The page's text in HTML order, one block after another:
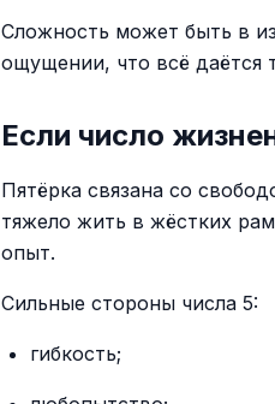
Сложность может быть в
ощущении, что всё даётся
Если число
Пятёрка связана со
тяжело жить в жёстких
опыт.
Сильные стороны числа 5:
гибкость;